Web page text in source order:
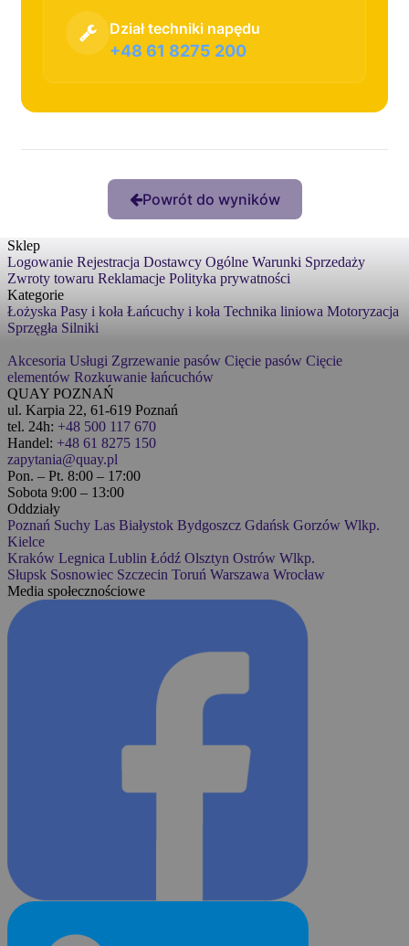
Dział techniki napędu
+48 61 8275 200
Powrót do wyników
Sklep
Logowanie Rejestracja Dostawcy Ogólne Warunki Sprzedaży
Zwroty towaru Reklamacje Polityka prywatności
Kategorie
Łożyska Pasy i koła Łańcuchy i koła Technika liniowa Motoryzacja
Sprzęgła Silniki
Akcesoria Usługi Zgrzewanie pasów Cięcie pasów Cięcie
elementów Rozkuwanie łańcuchów
QUAY POZNAŃ
ul. Karpia 22, 61-619 Poznań
tel. 24h: +48 500 117 670
Handel: +48 61 8275 150
zapytania@quay.pl
Pon. – Pt. 8:00 – 17:00
Sobota 9:00 – 13:00
Oddziały
Poznań Suchy Las Białystok Bydgoszcz Gdańsk Gorzów Wlkp.
Kielce
Kraków Legnica Lublin Łódź Olsztyn Ostrów Wlkp.
Słupsk Sosnowiec Szczecin Toruń Warszawa Wrocław
Media społecznościowe